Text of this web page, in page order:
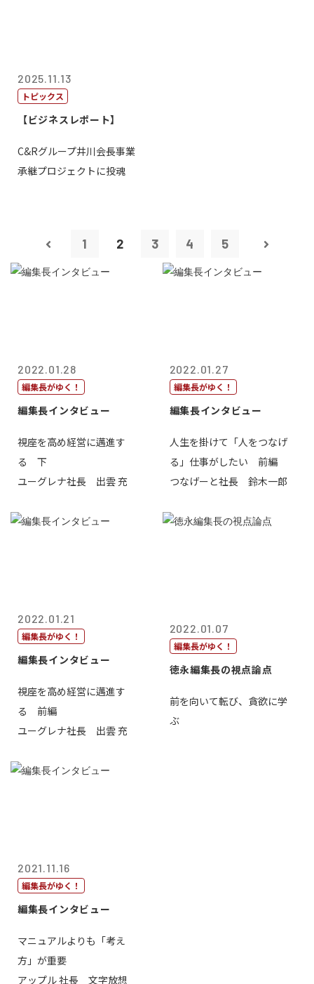
2025.11.13
トピックス
【ビジネスレポート】
C&Rグループ井川会長事業
承継プロジェクトに投魂
1 2 3 4 5
2022.01.28
編集長がゆく！
編集長インタビュー
視座を高め経営に邁進す
る 下
ユーグレナ社長 出雲 充
2022.01.27
編集長がゆく！
編集長インタビュー
人生を掛けて「人をつなげ
る」仕事がしたい 前編
つなげーと社長 鈴木一郎
2022.01.21
編集長がゆく！
編集長インタビュー
視座を高め経営に邁進す
る 前編
ユーグレナ社長 出雲 充
2022.01.07
編集長がゆく！
徳永編集長の視点論点
前を向いて転び、貪欲に学
ぶ
2021.11.16
編集長がゆく！
編集長インタビュー
マニュアルよりも「考え
方」が重要
アップル 社長 文字放想